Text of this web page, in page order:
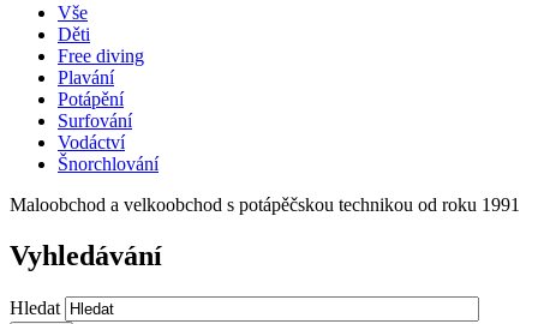
Vše
Děti
Free diving
Plavání
Potápění
Surfování
Vodáctví
Šnorchlování
Maloobchod a velkoobchod s potápěčskou technikou od roku 1991
Vyhledávání
Hledat